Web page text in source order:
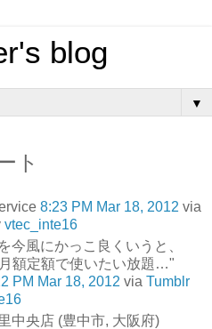
blog
▼
ト
8:23 PM Mar 18, 2012 via
vtec_inte16
今風にかっこ良くいうと、
額定額で使いたい放題…"
PM Mar 18, 2012 via Tumblr
中央店 (豊中市, 大阪府)